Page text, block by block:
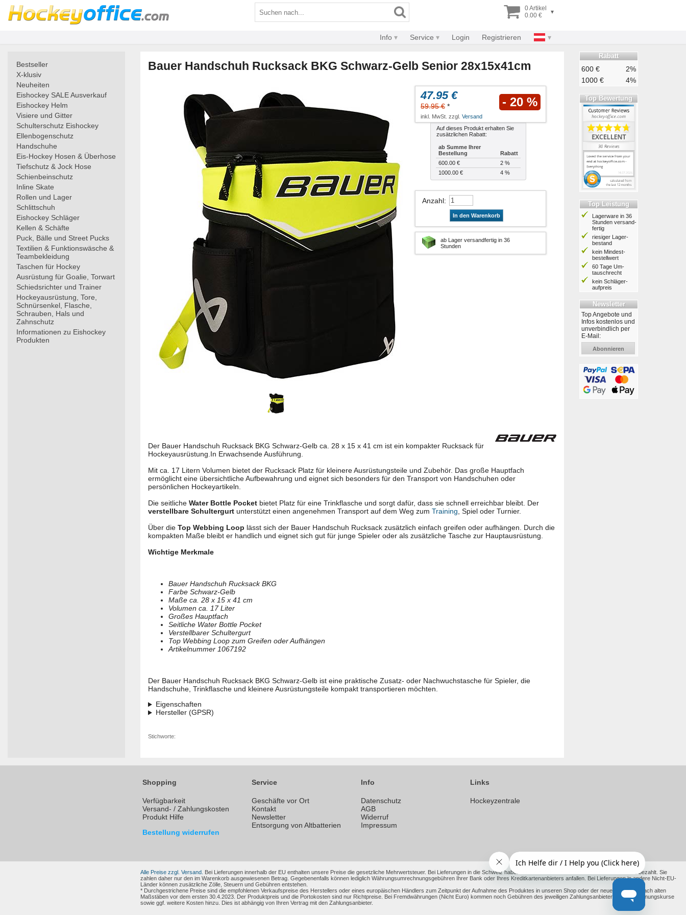
0 Artikel
0.00 €
▾
Info Service Login Registrieren
Bestseller
X-klusiv
Neuheiten
Eishockey SALE Ausverkauf
Eishockey Helm
Visiere und Gitter
Schulterschutz Eishockey
Ellenbogenschutz
Handschuhe
Eis-Hockey Hosen & Überhose
Tiefschutz & Jock Hose
Schienbeinschutz
Inline Skate
Rollen und Lager
Schlittschuh
Eishockey Schläger
Kellen & Schäfte
Puck, Bälle und Street Pucks
Textilien & Funktionswäsche &
Teambekleidung
Taschen für Hockey
Ausrüstung für Goalie, Torwart
Schiedsrichter und Trainer
Hockeyausrüstung, Tore,
Schnürsenkel, Flasche,
Schrauben, Hals und
Zahnschutz
Informationen zu Eishockey
Produkten
Bauer Handschuh Rucksack BKG Schwarz-Gelb Senior 28x15x41cm
47.95 €
59.95 € * - 20 %
inkl. MwSt. zzgl. Versand
Auf dieses Produkt erhalten Sie
zusätzlichen Rabatt:
ab Summe Ihrer
Bestellung
Rabatt
600.00 €
2 %
1000.00 €
4 %
Anzahl:
In den Warenkorb
ab Lager versandfertig in 36
Stunden
Der Bauer Handschuh Rucksack BKG Schwarz-Gelb ca. 28 x 15 x 41 cm ist ein kompakter Rucksack für
Hockeyausrüstung.In Erwachsende Ausführung.
Mit ca. 17 Litern Volumen bietet der Rucksack Platz für kleinere Ausrüstungsteile und Zubehör. Das große Hauptfach
ermöglicht eine übersichtliche Aufbewahrung und eignet sich besonders für den Transport von Handschuhen oder
persönlichen Hockeyartikeln.
Die seitliche Water Bottle Pocket bietet Platz für eine Trinkflasche und sorgt dafür, dass sie schnell erreichbar bleibt. Der
verstellbare Schultergurt unterstützt einen angenehmen Transport auf dem Weg zum Training, Spiel oder Turnier.
Über die Top Webbing Loop lässt sich der Bauer Handschuh Rucksack zusätzlich einfach greifen oder aufhängen. Durch die
kompakten Maße bleibt er handlich und eignet sich gut für junge Spieler oder als zusätzliche Tasche zur Hauptausrüstung.
Wichtige Merkmale
Bauer Handschuh Rucksack BKG
Farbe Schwarz-Gelb
Maße ca. 28 x 15 x 41 cm
Volumen ca. 17 Liter
Großes Hauptfach
Seitliche Water Bottle Pocket
Verstellbarer Schultergurt
Top Webbing Loop zum Greifen oder Aufhängen
Artikelnummer 1067192
Der Bauer Handschuh Rucksack BKG Schwarz-Gelb ist eine praktische Zusatz- oder Nachwuchstasche für Spieler, die
Handschuhe, Trinkflasche und kleinere Ausrüstungsteile kompakt transportieren möchten.
Eigenschaften
Hersteller (GPSR)
Stichworte:
Rabatt
600 €
2%
1000 €
4%
Top Bewertung
Top Leistung
Lagerware in 36
Stunden ver­sand­
fertig
riesiger Lager­
bestand
kein Mindest­
bestell­wert
60 Tage Um­
tausch­recht
kein Schläger­
aufpreis
Newsletter
Top Angebote und
Infos kostenlos und
unverbindlich per
E-Mail:
Abonnieren
Shopping
Verfügbarkeit
Versand- / Zahlungskosten
Produkt Hilfe
Bestellung widerrufen
Service
Geschäfte vor Ort
Kontakt
Newsletter
Entsorgung von Altbatterien
Info
Datenschutz
AGB
Widerruf
Impressum
Links
Hockeyzentrale
Alle Preise zzgl. Versand. Bei Lieferungen innerhalb der EU enthalten unsere Preise die gesetzliche Mehrwertsteuer. Bei Lieferungen in die Schweiz haben wir die anfallenden Kosten bereits für Sie vorab bezahlt. Sie
zahlen daher nur den im Warenkorb ausgewiesenen Betrag. Gegebenenfalls können lediglich Währungsumrechnungsgebühren Ihrer Bank oder Ihres Kreditkartenanbieters anfallen. Bei Lieferungen in andere Nicht-EU-
Länder können zusätzliche Zölle, Steuern und Gebühren entstehen.
* Durchgestrichene Preise sind die empfohlenen Verkaufspreise des Herstellers oder eines europäischen Händlers zum Zeitpunkt der Aufnahme des Produktes in unseren Shop oder der neue Richtpreis nach alten
Maßstäben vor dem ersten 30.4.2023. Der Produktpreis und die Portokosten sind nur Richtpreise. Bei Fremdwährungen (Nicht Euro) kommen noch Gebühren des jeweiligen Zahlungsanbieter und Umrechnungskurse
sowie ggf. weitere Kosten hinzu. Dies ist abhängig von Ihren Vertrag mit den Zahlungsanbieter.